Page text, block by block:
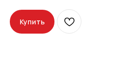
Купить